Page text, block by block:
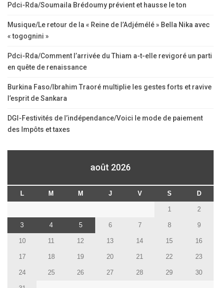
Pdci-Rda/Soumaila Brédoumy prévient et hausse le ton
Musique/Le retour de la « Reine de l’Adjémélé » Bella Nika avec
« togognini »
Pdci-Rda/Comment l’arrivée du Thiam a-t-elle revigoré un parti
en quête de renaissance
Burkina Faso/Ibrahim Traoré multiplie les gestes forts et ravive
l’esprit de Sankara
DGI-Festivités de l’indépendance/Voici le mode de paiement
des Impôts et taxes
août 2026
L M M J V S D
1 2
3 4 5 6 7 8 9
10 11 12 13 14 15 16
17 18 19 20 21 22 23
24 25 26 27 28 29 30